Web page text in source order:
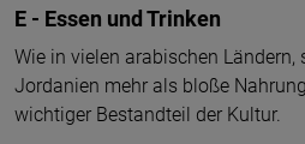
E - Essen und Trinken
Wie in vielen arabischen Ländern,
Jordanien mehr als bloße
wichtiger Bestandteil der Kultur.